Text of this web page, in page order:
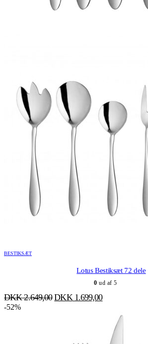
BESTIKSÆT
Lotus Bestiksæt 72 dele
0 ud af 5
DKK2.649,00Den
DKK1.699,00Den
DKK 1.699,00.
-52%